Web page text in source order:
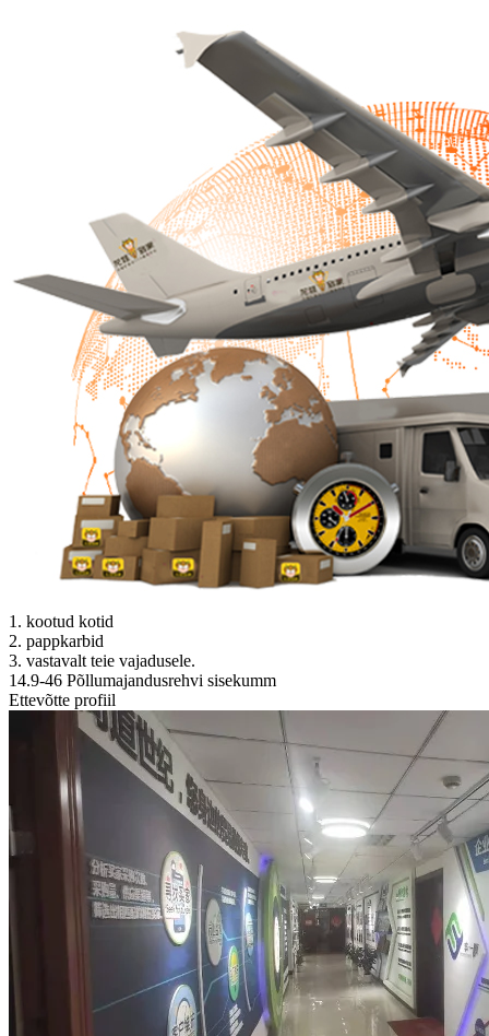
1. kootud kotid
2. pappkarbid
3. vastavalt teie vajadusele.
14.9-46 Põllumajandusrehvi sisekumm
Ettevõtte profiil